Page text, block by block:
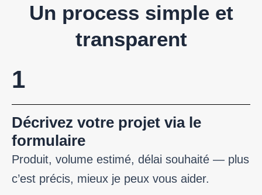
Un process simple et
transparent
1
Décrivez votre projet via le
formulaire
Produit, volume estimé, délai souhaité — plus
c’est précis, mieux je peux vous aider.